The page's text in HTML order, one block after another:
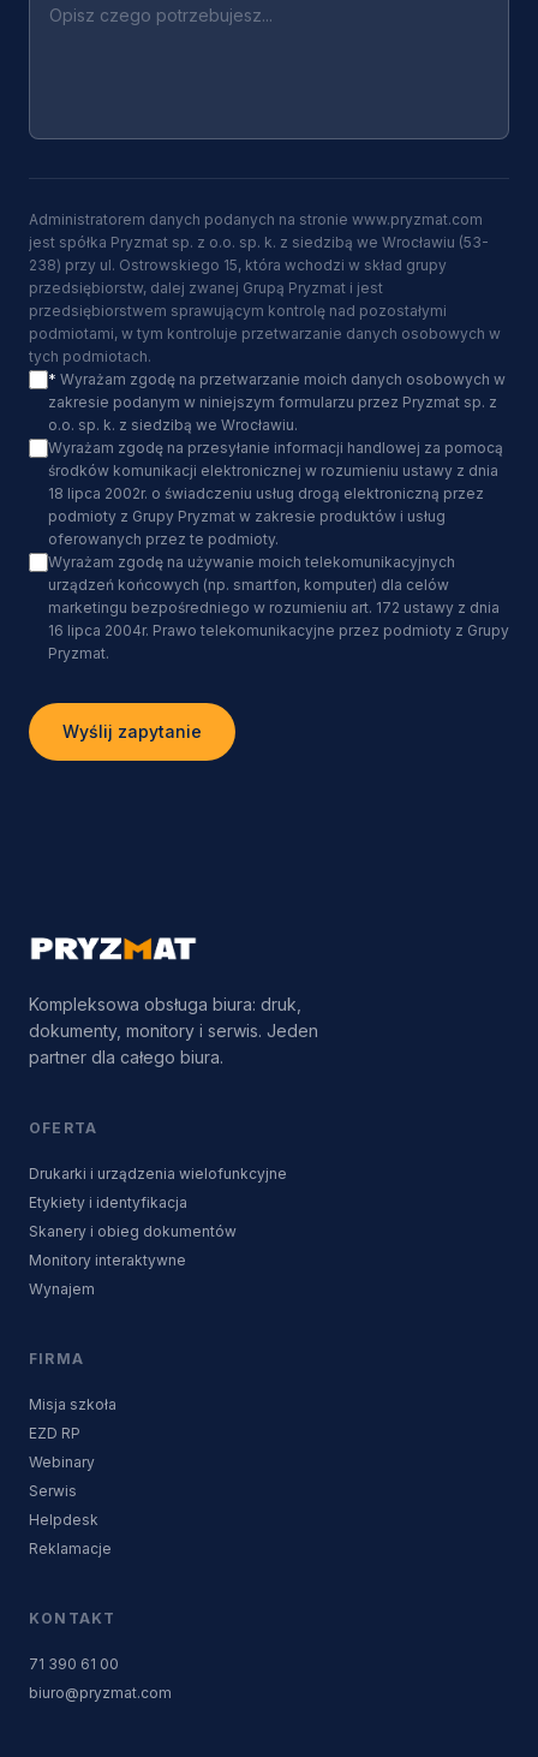
Administratorem danych podanych na stronie www.pryzmat.com
jest spółka Pryzmat sp. z o.o. sp. k. z siedzibą we Wrocławiu (53-
238) przy ul. Ostrowskiego 15, która wchodzi w skład grupy
przedsiębiorstw, dalej zwanej Grupą Pryzmat i jest
przedsiębiorstwem sprawującym kontrolę nad pozostałymi
podmiotami, w tym kontroluje przetwarzanie danych osobowych w
tych podmiotach.
* Wyrażam zgodę na przetwarzanie moich danych osobowych w
zakresie podanym w niniejszym formularzu przez Pryzmat sp. z
o.o. sp. k. z siedzibą we Wrocławiu.
Wyrażam zgodę na przesyłanie informacji handlowej za pomocą
środków komunikacji elektronicznej w rozumieniu ustawy z dnia
18 lipca 2002r. o świadczeniu usług drogą elektroniczną przez
podmioty z Grupy Pryzmat w zakresie produktów i usług
oferowanych przez te podmioty.
Wyrażam zgodę na używanie moich telekomunikacyjnych
urządzeń końcowych (np. smartfon, komputer) dla celów
marketingu bezpośredniego w rozumieniu art. 172 ustawy z dnia
16 lipca 2004r. Prawo telekomunikacyjne przez podmioty z Grupy
Pryzmat.
Wyślij zapytanie
Kompleksowa obsługa biura: druk,
dokumenty, monitory i serwis. Jeden
partner dla całego biura.
OFERTA
Drukarki i urządzenia wielofunkcyjne
Etykiety i identyfikacja
Skanery i obieg dokumentów
Monitory interaktywne
Wynajem
FIRMA
Misja szkoła
EZD RP
Webinary
Serwis
Helpdesk
Reklamacje
KONTAKT
71 390 61 00
biuro@pryzmat.com